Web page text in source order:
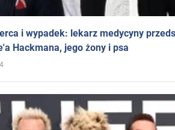
i wypadek: lekarz medycyny
Hackmana, jego żony i psa